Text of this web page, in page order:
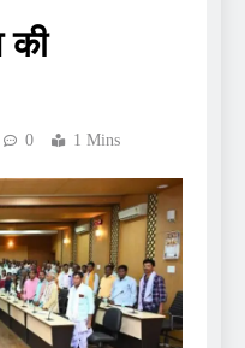
की
0 1 Mins